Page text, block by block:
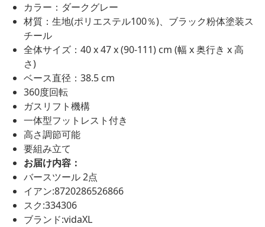
カラー：ダークグレー
材質：生地(ポリエステル100％)、ブラック粉体塗装ス
チール
全体サイズ：40 x 47 x (90-111) cm (幅 x 奥行き x 高
さ)
ベース直径：38.5 cm
360度回転
ガスリフト機構
一体型フットレスト付き
高さ調節可能
要組み立て
お届け内容：
バースツール 2点
イアン:8720286526866
スク:334306
ブランド:vidaXL